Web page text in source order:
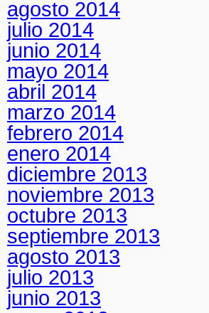
agosto 2014
julio 2014
junio 2014
mayo 2014
abril 2014
marzo 2014
febrero 2014
enero 2014
diciembre 2013
noviembre 2013
octubre 2013
septiembre 2013
agosto 2013
julio 2013
junio 2013